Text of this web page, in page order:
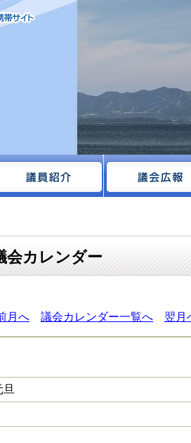
マップ携帯サイト
会カレンダー
月へ 議会カレンダー一覧へ 翌月
旦